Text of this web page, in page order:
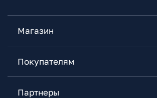
Магазин
Покупателям
Партнеры